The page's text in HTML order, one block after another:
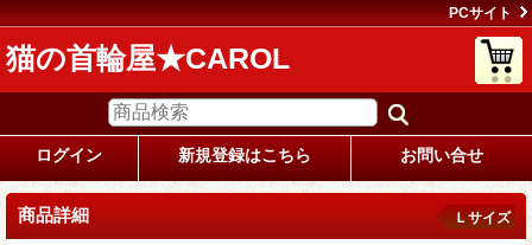
PCサイト
猫の首輪屋★CAROL
ログイン 新規登録はこちら お問い合せ
商品詳細 Ｌサイズ